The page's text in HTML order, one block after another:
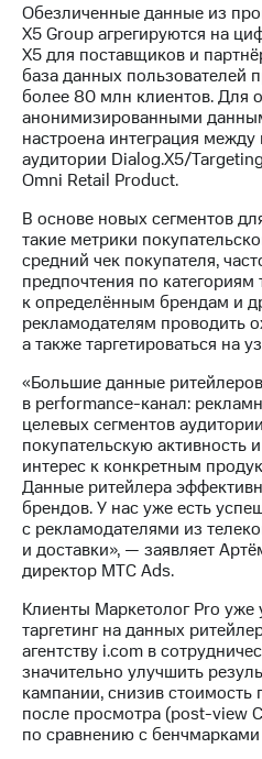
Контакты
Пригласить
спикера
и акционерам
Корпоративное
управление
секретарь
Раскрытие
информации
Информация
акционерам
Документы
ПАО
"МТС"
Собрания
акционеров
Личный
кабинет
акционера
Акционерный
капитал
Контроль
и
аудит
Рынок
акций
Описание
Программа
приобретения
Порядок
Обезличенные данные из
X5 Group агрегируются на
X5 для поставщиков и
база данных пользователей
более 80 млн клиентов. Для
анонимизированными
настроена интеграция
аудитории Dialog.X5/
Omni Retail Product.
В основе новых сегментов
такие метрики
средний чек покупателя,
предпочтения по категориям
к определённым брендам и
рекламодателям проводить
а также таргетироваться на
«Большие данные
в performance-канал:
целевых сегментов
покупательскую
интерес к конкретным
Данные ритейлера
брендов. У нас уже есть
с рекламодателями из
и доставки», — заявляет
директор МТС Ads.
Клиенты Маркетолог Pro уже
таргетинг на данных
агентству i.com в
значительно улучшить
кампании, снизив стоимость
после просмотра (post-view
по сравнению с